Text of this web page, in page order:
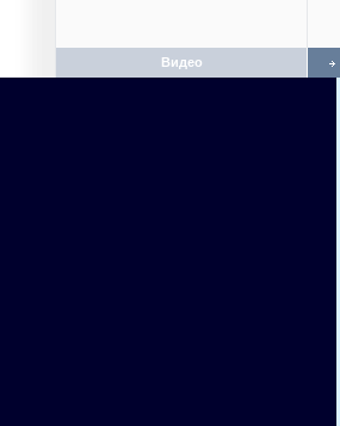
Видео